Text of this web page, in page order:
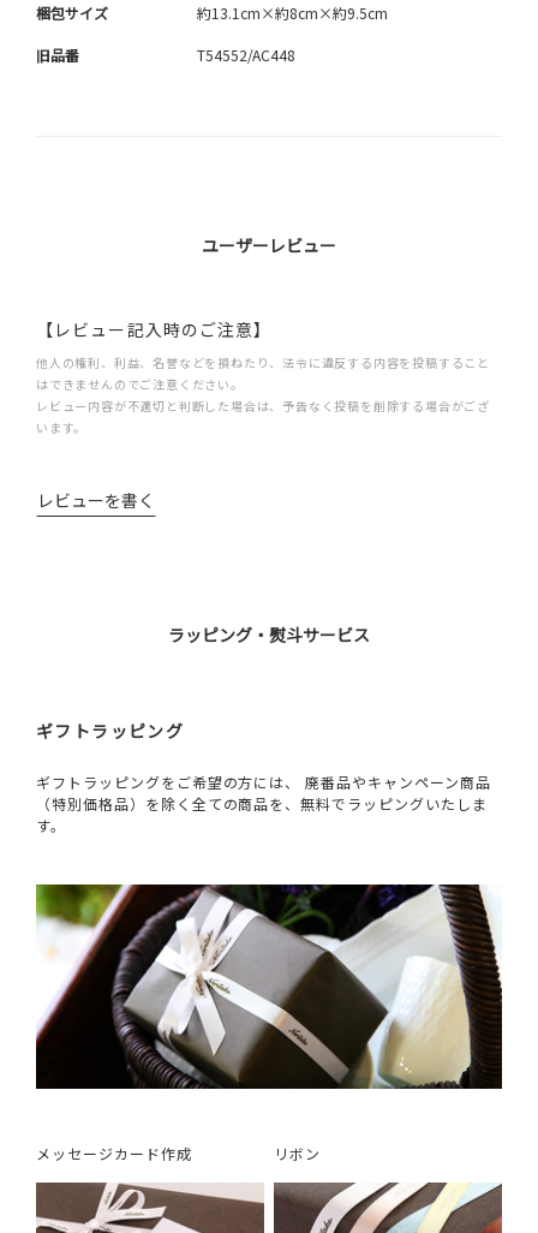
梱包サイズ 約13.1cm×約8cm×約9.5cm
旧品番 T54552/AC448
ユーザーレビュー
【レビュー記入時のご注意】
他人の権利、利益、名誉などを損ねたり、法令に違反する内容を投稿すること
はできませんのでご注意ください。
レビュー内容が不適切と判断した場合は、予告なく投稿を削除する場合がござ
います。
レビューを書く
ラッピング・熨斗サービス
ギフトラッピング
ギフトラッピングをご希望の方には、 廃番品やキャンペーン商品
（特別価格品）を除く全ての商品を、無料でラッピングいたしま
す。
メッセージカード作成 リボン